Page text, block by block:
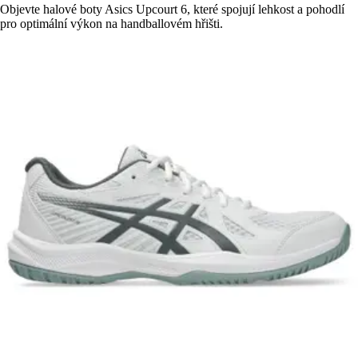
Objevte halové boty Asics Upcourt 6, které spojují lehkost a pohodlí
pro optimální výkon na handballovém hřišti.